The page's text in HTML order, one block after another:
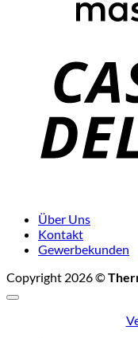
Über Uns
Kontakt
Gewerbekunden
Copyright 2026 ©